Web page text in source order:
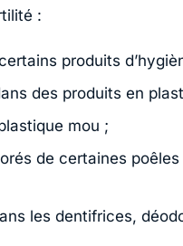
:
produits
des produits en
mou ;
de certaines
les dentifrices,